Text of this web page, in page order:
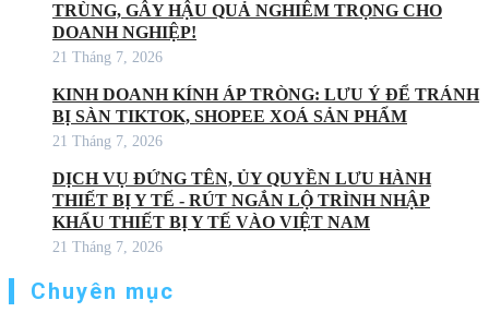
TRÙNG, GÂY HẬU QUẢ NGHIÊM TRỌNG CHO
DOANH NGHIỆP!
21 Tháng 7, 2026
KINH DOANH KÍNH ÁP TRÒNG: LƯU Ý ĐỂ TRÁNH
BỊ SÀN TIKTOK, SHOPEE XOÁ SẢN PHẨM
21 Tháng 7, 2026
DỊCH VỤ ĐỨNG TÊN, ỦY QUYỀN LƯU HÀNH
THIẾT BỊ Y TẾ - RÚT NGẮN LỘ TRÌNH NHẬP
KHẨU THIẾT BỊ Y TẾ VÀO VIỆT NAM
21 Tháng 7, 2026
Chuyên mục